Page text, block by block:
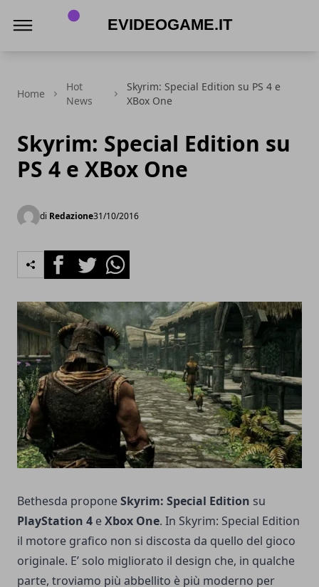
Home
Hot
News
Skyrim: Special Edition su PS 4 e
XBox One
Skyrim: Special Edition su
PS 4 e XBox One
di Redazione31/10/2016
FacebookTwitterWhatsapp
Bethesda proponeSkyrim: Special Edition su
PlayStation 4 eXbox One. In Skyrim: Special Edition
il motore grafico non si discosta da quello del gioco
originale. E’ solo migliorato il design che, in qualche
parte, troviamo più abbellito è più moderno per